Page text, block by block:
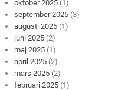
oktober 2025 (1)
september 2025 (3)
augusti 2025 (1)
juni 2025 (2)
maj 2025 (1)
april 2025 (2)
mars 2025 (2)
februari 2025 (1)